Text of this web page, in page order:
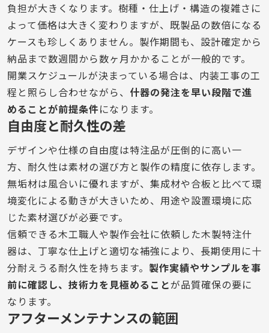
負担が大きくなります。樹種・仕上げ・構造の複雑さに
よって価格は大きく変わりますが、既製品の数倍になる
ケースも珍しくありません。製作期間も、設計確定から
納品まで数週間から数ヶ月かかることが一般的です。
開業スケジュールが決まっている場合は、内装工事の工
程と照らし合わせながら、 什器の発注を早い段階で進
めることが前提条件になります。
自由度と耐久性の差
デザインや仕様の自由度は特注品が圧倒的に高い一
方、耐久性は素材の選び方と製作の精度に依存します。
無垢材は風合いに優れますが、集成材や合板と比べて環
境変化による動きが大きいため、用途や設置環境に応
じた素材選びが必要です。
信頼できる木工職人や製作会社に依頼した木製特注什
器は、丁寧な仕上げと適切な補強により、長期使用に十
分耐えうる耐久性を持ちます。 製作実績やサンプルを事
前に確認し、技術力を見極めることが品質確保の要に
なります。
アフターメンテナンスの範囲